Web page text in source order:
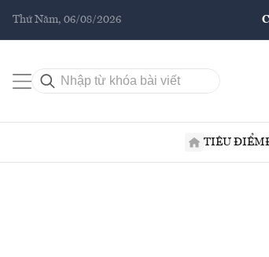
Thứ Năm, 06/08/2026
TIÊU ĐIỂM